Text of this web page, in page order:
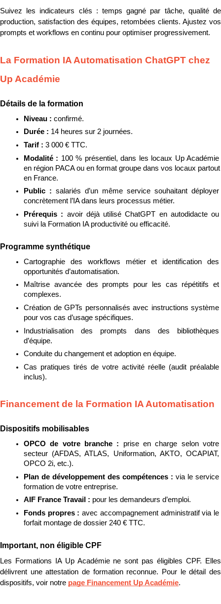
Suivez les indicateurs clés : temps gagné par tâche, qualité de
production, satisfaction des équipes, retombées clients. Ajustez vos
prompts et workflows en continu pour optimiser progressivement.
La Formation IA Automatisation ChatGPT chez
Up Académie
Détails de la formation
Niveau : confirmé.
Durée : 14 heures sur 2 journées.
Tarif : 3 000 € TTC.
Modalité : 100 % présentiel, dans les locaux Up Académie
en région PACA ou en format groupe dans vos locaux partout
en France.
Public : salariés d’un même service souhaitant déployer
concrètement l’IA dans leurs processus métier.
Prérequis : avoir déjà utilisé ChatGPT en autodidacte ou
suivi la Formation IA productivité ou efficacité.
Programme synthétique
Cartographie des workflows métier et identification des
opportunités d’automatisation.
Maîtrise avancée des prompts pour les cas répétitifs et
complexes.
Création de GPTs personnalisés avec instructions système
pour vos cas d’usage spécifiques.
Industrialisation des prompts dans des bibliothèques
d’équipe.
Conduite du changement et adoption en équipe.
Cas pratiques tirés de votre activité réelle (audit préalable
inclus).
Financement de la Formation IA Automatisation
Dispositifs mobilisables
OPCO de votre branche : prise en charge selon votre
secteur (AFDAS, ATLAS, Uniformation, AKTO, OCAPIAT,
OPCO 2i, etc.).
Plan de développement des compétences : via le service
formation de votre entreprise.
AIF France Travail : pour les demandeurs d’emploi.
Fonds propres : avec accompagnement administratif via le
forfait montage de dossier 240 € TTC.
Important, non éligible CPF
Les Formations IA Up Académie ne sont pas éligibles CPF. Elles
délivrent une attestation de formation reconnue. Pour le détail des
dispositifs, voir notre page Financement Up Académie.